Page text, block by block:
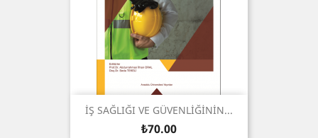
İŞ SAĞLIĞI VE GÜVENLİĞİNİN...
Price
₺70.00